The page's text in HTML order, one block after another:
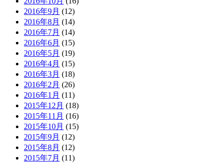
2016年9月 (12)
2016年8月 (14)
2016年7月 (14)
2016年6月 (15)
2016年5月 (19)
2016年4月 (15)
2016年3月 (18)
2016年2月 (26)
2016年1月 (11)
2015年12月 (18)
2015年11月 (16)
2015年10月 (15)
2015年9月 (12)
2015年8月 (12)
2015年7月 (11)